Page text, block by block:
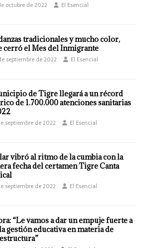
octubre de 2022 El Esencial
tradicionales y mucho color,
cerró el Mes del Inmigrante
septiembre de 2022 El Esencial
de Tigre llegará a un récord
de 1.700.000 atenciones sanitarias
septiembre de 2022 El Esencial
vibró al ritmo de la cumbia con la
fecha del certamen Tigre Canta
septiembre de 2022 El Esencial
“Le vamos a dar un empuje fuerte a
gestión educativa en materia de